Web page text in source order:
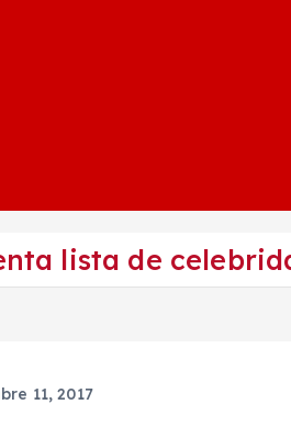
lista de
11, 2017